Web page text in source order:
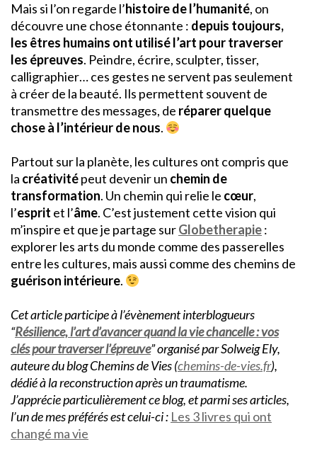
Mais si l’on regarde l’histoire de l’humanité, on
découvre une chose étonnante : depuis toujours,
les êtres humains ont utilisé l’art pour traverser
les épreuves. Peindre, écrire, sculpter, tisser,
calligraphier… ces gestes ne servent pas seulement
à créer de la beauté. Ils permettent souvent de
transmettre des messages, de réparer quelque
chose à l’intérieur de nous.
Partout sur la planète, les cultures ont compris que
la créativitépeut devenir un chemin de
transformation. Un chemin qui relie le cœur,
l’esprit et l’âme. C’est justement cette vision qui
m’inspire et que je partage surGlobetherapie:
explorer les arts du monde comme des passerelles
entre les cultures, mais aussi comme des chemins de
guérison intérieure.
Cet article participe à l’évènement interblogueurs
“Résilience, l’art d’avancer quand la vie chancelle : vos
clés pour traverser l’épreuve” organisé parSolweig Ely,
auteure du blogChemins de Vies(chemins-de-vies.fr),
dédié à la reconstruction après un traumatisme.
J’apprécie particulièrement ce blog, et parmi ses articles,
l’un de mes préférés est celui-ci : Les 3 livres qui ont
changé ma vie